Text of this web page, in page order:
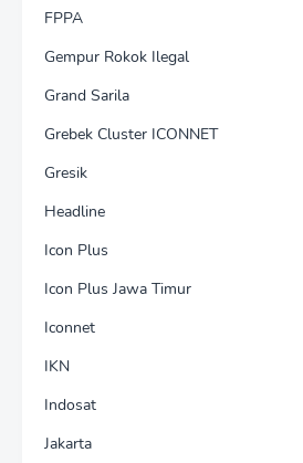
FPPA
Gempur Rokok Ilegal
Grand Sarila
Grebek Cluster ICONNET
Gresik
Headline
Icon Plus
Icon Plus Jawa Timur
Iconnet
IKN
Indosat
Jakarta